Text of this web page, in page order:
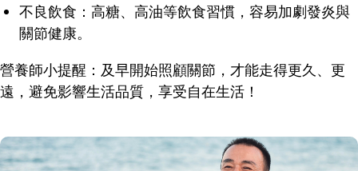
不良飲食：高糖、高油等飲食習慣，容易加劇發炎與
關節健康。
營養師小提醒：及早開始照顧關節，才能走得更久、更
遠，避免影響生活品質，享受自在生活！